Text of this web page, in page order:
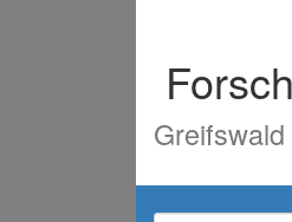
Greifswald